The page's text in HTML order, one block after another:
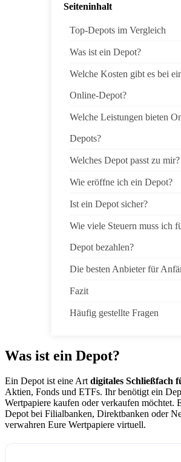
Seiteninhalt
Top-Depots im Vergleich
Was ist ein Depot?
Welche Kosten gibt es bei
Online-Depot?
Welche Leistungen bieten
Depots?
Welches Depot passt zu mir?
Wie eröffne ich ein Depot?
Ist ein Depot sicher?
Wie viele Steuern muss ich
Depot bezahlen?
Die besten Anbieter für
Fazit
Häufig gestellte Fragen
Was ist ein Depot?
Ein Depot ist eine Artdigitales Schließfach
Aktien, Fonds und ETFs. Ihr benötigt ein
Wertpapiere kaufen oder verkaufen möchtet.
Depot bei Filialbanken, Direktbanken oder
verwahren Eure Wertpapiere virtuell.